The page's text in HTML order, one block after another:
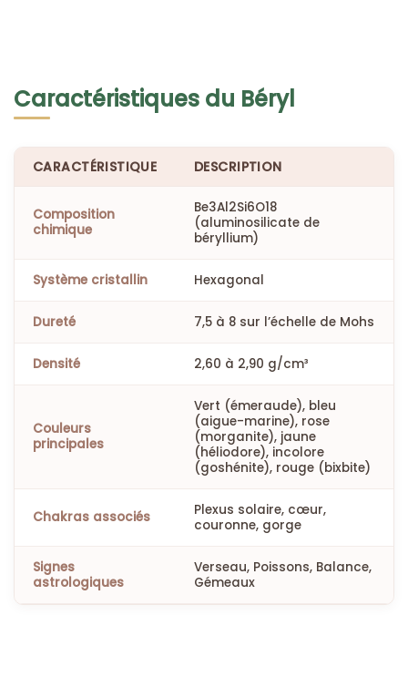
Caractéristiques du Béryl
CARACTÉRISTIQUE DESCRIPTION
Composition
chimique
Be3Al2Si6O18
(aluminosilicate de
béryllium)
Système cristallin Hexagonal
Dureté 7,5 à 8 sur l’échelle de Mohs
Densité 2,60 à 2,90 g/cm³
Couleurs
principales
Vert (émeraude), bleu
(aigue-marine), rose
(morganite), jaune
(héliodore), incolore
(goshénite), rouge (bixbite)
Chakras associés
Plexus solaire, cœur,
couronne, gorge
Signes
astrologiques
Verseau, Poissons, Balance,
Gémeaux